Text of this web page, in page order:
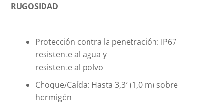
RUGOSIDAD
Protección contra la penetración: IP67
resistente al agua y
resistente al polvo
Choque/Caída: Hasta 3,3′ (1,0 m) sobre
hormigón